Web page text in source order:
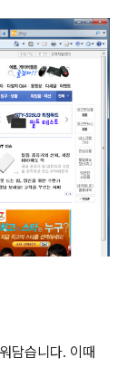
담습니다. 이때